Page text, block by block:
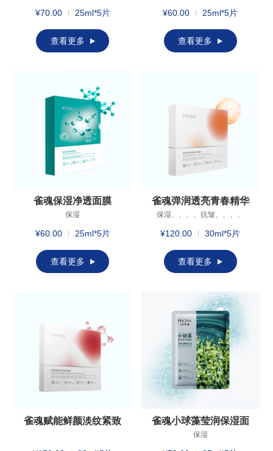
¥70.00 25ml*5片
查看更多
¥60.00 25ml*5片
查看更多
雀魂保湿净透面膜
保湿
¥60.00 25ml*5片
查看更多
雀魂弹润透亮青春精华
面膜
保湿、、、、抗皱、、、、
¥120.00 30ml*5片
查看更多
雀魂赋能鲜颜淡纹紧致
雀魂小球藻莹润保湿面
膜
保湿